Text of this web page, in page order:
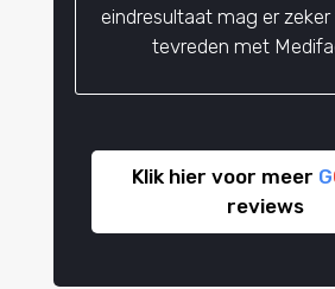
eindresultaat mag er zeker
tevreden met
Klik hier voor meer G
reviews